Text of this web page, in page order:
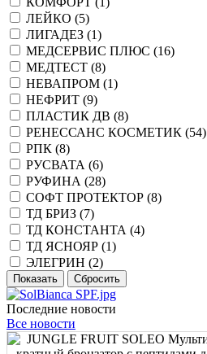
ЛЕЙКО (5)
ЛИГАДЕЗ (1)
МЕДСЕРВИС ПЛЮС (16)
МЕДТЕСТ (8)
НЕВАПРОМ (1)
НЕФРИТ (9)
ПЛАСТИК ДВ (8)
РЕНЕССАНС КОСМЕТИК (54)
РПК (8)
РУСВАТА (6)
РУФИНА (28)
СОФТ ПРОТЕКТОР (8)
ТД БРИЗ (7)
ТД КОНСТАНТА (4)
ТД ЯСНОЯР (1)
ЭЛЕГРИН (2)
Последние новости
Все новости